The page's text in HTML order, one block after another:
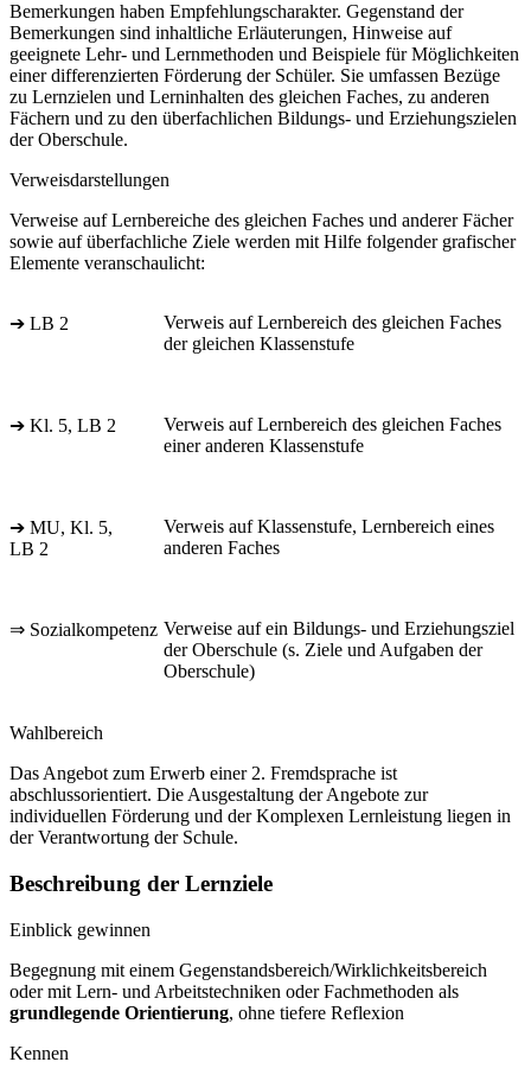
Bemerkungen haben Empfehlungscharakter. Gegenstand der
Bemerkungen sind inhaltliche Erläuterungen, Hinweise auf
geeignete Lehr- und Lernmethoden und Beispiele für Möglichkeiten
einer differenzierten Förderung der Schüler. Sie umfassen Bezüge
zu Lernzielen und Lerninhalten des gleichen Faches, zu anderen
Fächern und zu den überfachlichen Bildungs- und Erziehungszielen
der Oberschule.
Verweisdarstellungen
Verweise auf Lernbereiche des gleichen Faches und anderer Fächer
sowie auf überfachliche Ziele werden mit Hilfe folgender grafischer
Elemente veranschaulicht:
➔ LB 2
Verweis auf Lernbereich des gleichen Faches
der gleichen Klassenstufe
➔ Kl. 5, LB 2
Verweis auf Lernbereich des gleichen Faches
einer anderen Klassenstufe
➔ MU, Kl. 5,
LB 2
Verweis auf Klassenstufe, Lernbereich eines
anderen Faches
⇒ Sozialkompetenz Verweise auf ein Bildungs- und Erziehungsziel
der Oberschule (s. Ziele und Aufgaben der
Oberschule)
Wahlbereich
Das Angebot zum Erwerb einer 2. Fremdsprache ist
abschlussorientiert. Die Ausgestaltung der Angebote zur
individuellen Förderung und der Komplexen Lernleistung liegen in
der Verantwortung der Schule.
Beschreibung der Lernziele
Einblick gewinnen
Begegnung mit einem Gegenstandsbereich/Wirklichkeitsbereich
oder mit Lern- und Arbeitstechniken oder Fachmethoden als
grundlegende Orientierung, ohne tiefere Reflexion
Kennen